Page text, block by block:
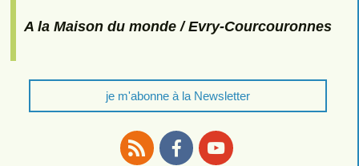
A la Maison du monde / Evry-Courcouronnes
je m'abonne à la Newsletter